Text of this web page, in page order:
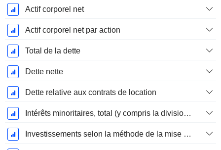
Actif corporel net
Actif corporel net par action
Total de la dette
Dette nette
Dette relative aux contrats de location
Intérêts minoritaires, total (y compris la division financière)
Investissements selon la méthode de la mise en équivalence, total